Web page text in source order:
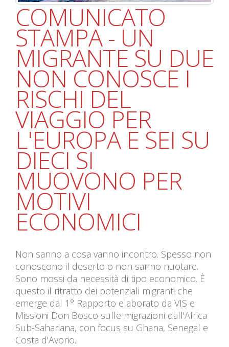
COMUNICATO
STAMPA - UN
MIGRANTE SU DUE
NON CONOSCE I
RISCHI DEL
VIAGGIO PER
L'EUROPA E SEI SU
DIECI SI
MUOVONO PER
MOTIVI
ECONOMICI
Non sanno a cosa vanno incontro. Spesso non
conoscono il deserto o non sanno nuotare.
Sono mossi da necessità di tipo economico. È
questo il ritratto dei potenziali migranti che
emerge dal 1° Rapporto elaborato da VIS e
Missioni Don Bosco sulle migrazioni dall'Africa
Sub-Sahariana, con focus su Ghana, Senegal e
Costa d'Avorio.